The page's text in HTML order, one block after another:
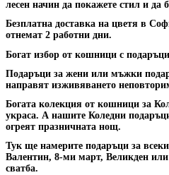
лесен начин да покажете стил и да
Безплатна доставка на цветя в
отнемат 2 работни дни.
Богат избор от кошници с
Подаръци за жени или мъжки
направят изживяването
Богата колекция от кошници за
украса. А нашите Коледни
огреят празничната нощ.
Тук ще намерите подаръци за
Валентин, 8-ми март, Великден
сватба.